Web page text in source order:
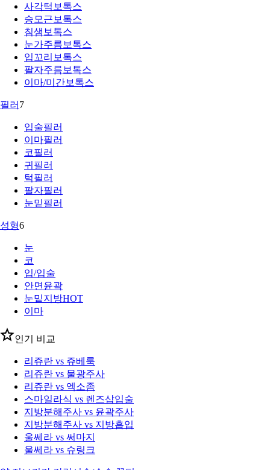
사각턱보톡스
승모근보톡스
침샘보톡스
눈가주름보톡스
입꼬리보톡스
팔자주름보톡스
이마/미간보톡스
필러 7
입술필러
이마필러
코필러
귀필러
턱필러
팔자필러
눈밑필러
성형6
눈
코
입/입술
안면윤곽
눈밑지방HOT
이마
인기 비교
리쥬란 vs 쥬베룩
리쥬란 vs 물광주사
리쥬란 vs 엑소좀
스마일라식 vs 렌즈삽입술
지방분해주사 vs 윤곽주사
지방분해주사 vs 지방흡입
울쎄라 vs 써마지
울쎄라 vs 슈링크